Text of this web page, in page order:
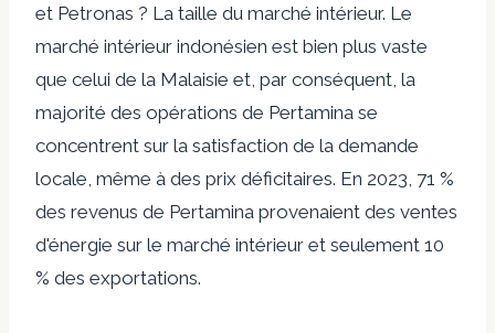
et Petronas ? La taille du marché intérieur. Le
marché intérieur indonésien est bien plus vaste
que celui de la Malaisie et, par conséquent, la
majorité des opérations de Pertamina se
concentrent sur la satisfaction de la demande
locale, même à des prix déficitaires. En 2023, 71 %
des revenus de Pertamina provenaient des ventes
d'énergie sur le marché intérieur et seulement 10
% des exportations.